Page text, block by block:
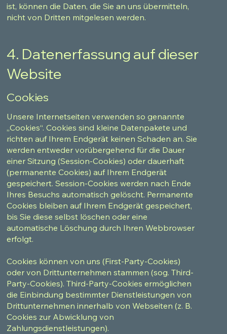
ist, können die Daten, die Sie an uns übermitteln,
nicht von Dritten mitgelesen werden.
4. Datenerfassung auf dieser
Website
Unsere Internetseiten verwenden so genannte
„Cookies“. Cookies sind kleine Datenpakete und
richten auf Ihrem Endgerät keinen Schaden an. Sie
werden entweder vorübergehend für die Dauer
einer Sitzung (Session-Cookies) oder dauerhaft
(permanente Cookies) auf Ihrem Endgerät
gespeichert. Session-Cookies werden nach Ende
Ihres Besuchs automatisch gelöscht. Permanente
Cookies bleiben auf Ihrem Endgerät gespeichert,
bis Sie diese selbst löschen oder eine
automatische Löschung durch Ihren Webbrowser
erfolgt.
Cookies können von uns (First-Party-Cookies)
oder von Drittunternehmen stammen (sog. Third-
Party-Cookies). Third-Party-Cookies ermöglichen
die Einbindung bestimmter Dienstleistungen von
Drittunternehmen innerhalb von Webseiten (z. B.
Cookies zur Abwicklung von
Zahlungsdienstleistungen).
Cookies